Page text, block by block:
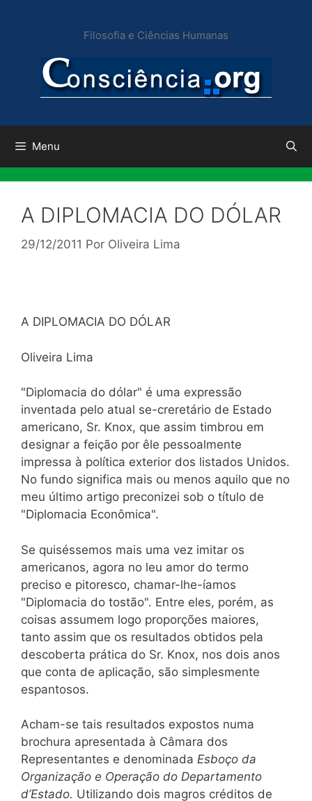
conteúdo
Filosofia e Ciências Humanas
Menu
A DIPLOMACIA DO DÓLAR
29/12/2011 Por Oliveira Lima
A DIPLOMACIA DO DÓLAR
Oliveira Lima
"Diplomacia do dólar" é uma expressão
inventada pelo atual se-creretário de Estado
americano, Sr. Knox, que assim timbrou em
designar a feição por êle pessoalmente
impressa à política exterior dos listados Unidos.
No fundo significa mais ou menos aquilo que no
meu último artigo preconizei sob o título de
"Diplomacia Econômica".
Se quiséssemos mais uma vez imitar os
americanos, agora no leu amor do termo
preciso e pitoresco, chamar-lhe-íamos
"Diplomacia do tostão". Entre eles, porém, as
coisas assumem logo proporções maiores,
tanto assim que os resultados obtidos pela
descoberta prática do Sr. Knox, nos dois anos
que conta de aplicação, são simplesmente
espantosos.
Acham-se tais resultados expostos numa
brochura apresentada à Câmara dos
Representantes e denominada Esboço da
Organização e Operação do Departamento
d’Estado. Utilizando dois magros créditos de